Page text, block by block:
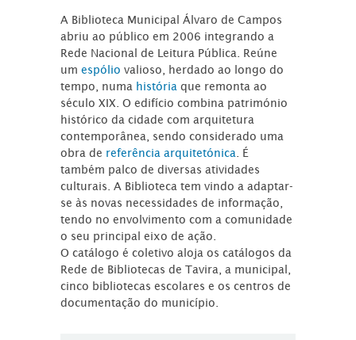
A Biblioteca Municipal Álvaro de Campos
abriu ao público em 2006 integrando a
Rede Nacional de Leitura Pública. Reúne
umespóliovalioso, herdado ao longo do
tempo, numa história que remonta ao
século XIX. O edifício combina património
histórico da cidade com arquitetura
contemporânea, sendo considerado uma
obra de referência arquitetónica . É
também palco de diversas atividades
culturais. A Biblioteca tem vindo a adaptar-
se às novas necessidades de informação,
tendo no envolvimento com a comunidade
o seu principal eixo de ação.
O catálogo é coletivo aloja os catálogos da
Rede de Bibliotecas de Tavira, a municipal,
cinco bibliotecas escolares e os centros de
documentação do município.